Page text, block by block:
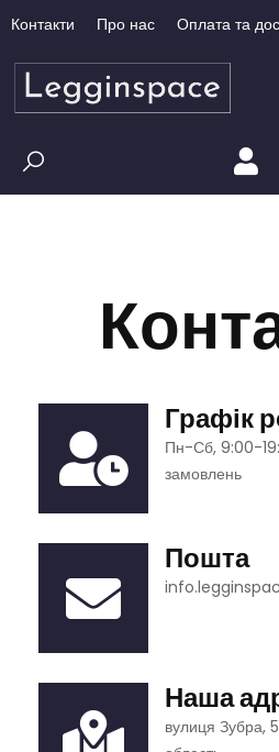
Контакти Про нас Оплата та
Графік
Пн-Сб, 9:00-
замовлень
Пошта
Наша
вулиця Зубра,